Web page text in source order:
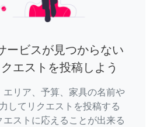
ービスが見つからない
エストを投稿しよう
エリア、予算、家具の名前や
してリクエストを投稿する
エストに応えることが出来る